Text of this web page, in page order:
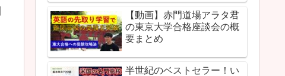
【動画】赤門道場アラタ君
の東京大学合格座談会の概
要まとめ
半世紀のベストセラー！い